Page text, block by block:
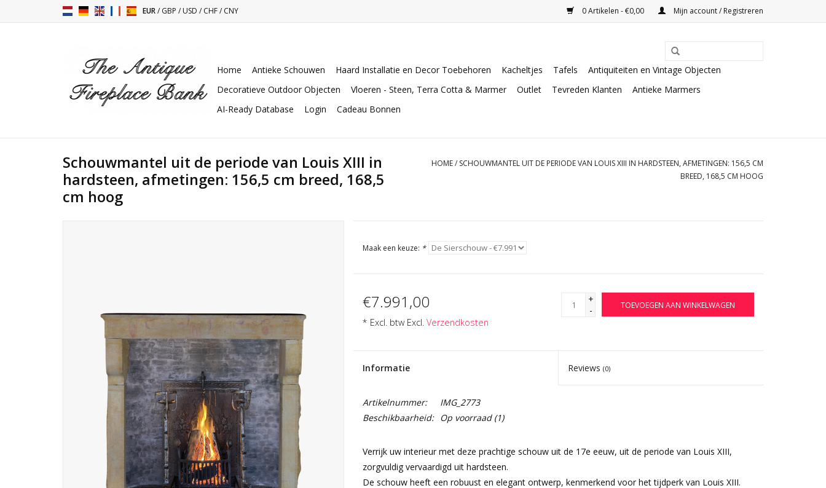
EUR/GBP /USD /CHF/CNY 0 Artikelen - €0,00 Mijn account / Registreren
Home Antieke Schouwen Haard Installatie en Decor Toebehoren Kacheltjes Tafels
Antiquiteiten en Vintage Objecten
Decoratieve Outdoor Objecten
Vloeren - Steen, Terra Cotta & Marmer Outlet Tevreden Klanten
Antieke Marmers
AI-Ready Database
Login Cadeau Bonnen
Schouwmantel uit de periode van Louis XIII in
hardsteen, afmetingen: 156,5 cm breed, 168,5
cm hoog
HOME/ SCHOUWMANTEL UIT DE PERIODE VAN LOUIS XIII IN HARDSTEEN, AFMETINGEN: 156,5 CM
BREED, 168,5 CM HOOG
Maak een keuze: *
€7.991,00
* Excl. btw Excl. Verzendkosten
+
-
TOEVOEGEN AAN WINKELWAGEN
Informatie Reviews(0)
Artikelnummer:
IMG_2773
Beschikbaarheid:
Op voorraad(1)
Verrijk uw interieur met deze prachtige schouw uit de 17e eeuw, uit de periode van Louis XIII,
zorgvuldig vervaardigd uit hardsteen.
De schouw heeft een robuust en elegant ontwerp, kenmerkend voor het tijdperk van Louis XIII.